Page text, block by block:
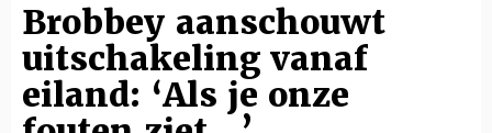
Brobbey aanschouwt
uitschakeling vanaf
eiland: ‘Als je onze